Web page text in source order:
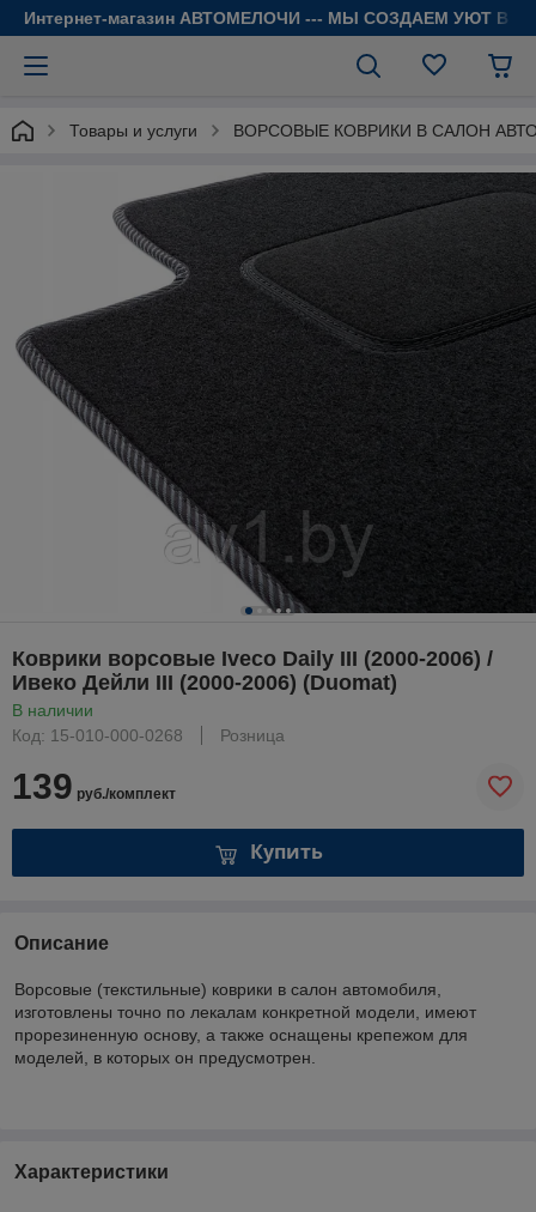
Интернет-магазин АВТОМЕЛОЧИ --- МЫ СОЗДАЕМ УЮТ В
Товары и услуги ВОРСОВЫЕ КОВРИКИ В САЛОН
Коврики ворсовые Iveсo Daily III (2000-2006) /
Ивеко Дейли III (2000-2006) (Duomat)
В наличии
Код: 15-010-000-0268
Розница
139 руб./комплект
Купить
Описание
Ворсовые (текстильные) коврики в салон автомобиля,
изготовлены точно по лекалам конкретной модели, имеют
прорезиненную основу, а также оснащены крепежом для
моделей, в которых он предусмотрен.
Характеристики